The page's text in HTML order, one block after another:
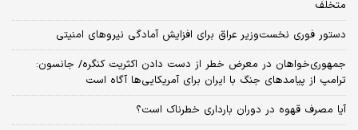
متخلف
دستور فوری نخست‌وزیر عراق برای افزایش آمادگی نیروهای امنیتی
جمهوری‌خواهان در معرض خطر از دست دادن اکثریت کنگره/ جانسون:
ترامپ از پیامدهای جنگ با ایران برای آمریکایی‌ها آگاه است
آیا مصرف قهوه در دوران بارداری خطرناک است؟